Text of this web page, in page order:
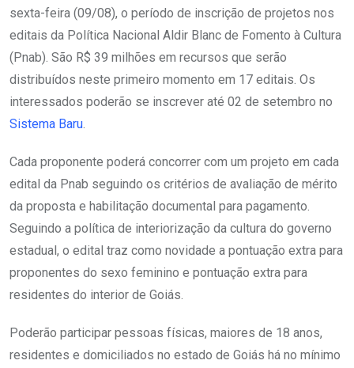
sexta-feira (09/08), o período de inscrição de projetos nos
editais da Política Nacional Aldir Blanc de Fomento à Cultura
(Pnab). São R$ 39 milhões em recursos que serão
distribuídos neste primeiro momento em 17 editais. Os
interessados poderão se inscrever até 02 de setembro no
Sistema Baru.
Cada proponente poderá concorrer com um projeto em cada
edital da Pnab seguindo os critérios de avaliação de mérito
da proposta e habilitação documental para pagamento.
Seguindo a política de interiorização da cultura do governo
estadual, o edital traz como novidade a pontuação extra para
proponentes do sexo feminino e pontuação extra para
residentes do interior de Goiás.
Poderão participar pessoas físicas, maiores de 18 anos,
residentes e domiciliados no estado de Goiás há no mínimo